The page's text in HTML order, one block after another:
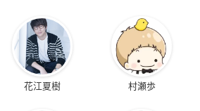
花江夏樹 村瀬歩